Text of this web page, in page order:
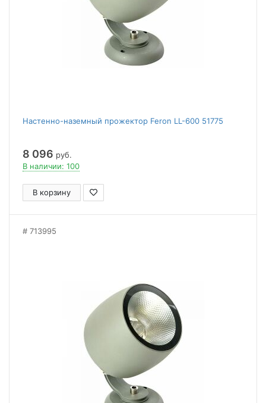
Настенно-наземный прожектор Feron LL-600 51775
8 096 руб.
В наличии: 100
В корзину
713995